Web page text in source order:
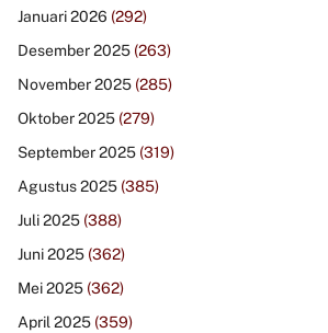
Januari 2026 (292)
Desember 2025 (263)
November 2025 (285)
Oktober 2025 (279)
September 2025 (319)
Agustus 2025 (385)
Juli 2025 (388)
Juni 2025 (362)
Mei 2025 (362)
April 2025 (359)